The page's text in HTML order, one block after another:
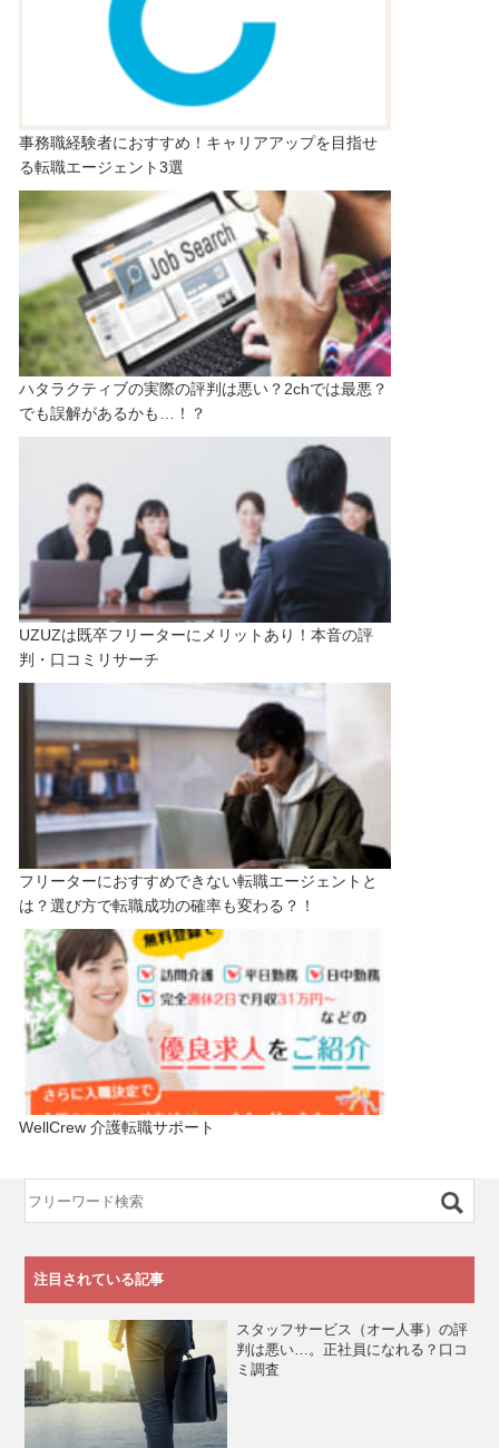
事務職経験者におすすめ！キャリアアップを目指せ
る転職エージェント3選
ハタラクティブの実際の評判は悪い？2chでは最悪？
でも誤解があるかも…！？
UZUZは既卒フリーターにメリットあり！本音の評
判・口コミリサーチ
フリーターにおすすめできない転職エージェントと
は？選び方で転職成功の確率も変わる？！
WellCrew 介護転職サポート
注目されている記事
スタッフサービス（オー人事）の評
判は悪い…。正社員になれる？口コ
ミ調査